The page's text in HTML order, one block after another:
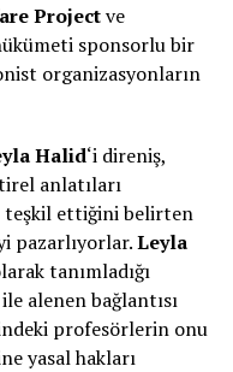
Projectve
sponsorlu bir
organizasyonların
Halid‘i direniş,
anlatıları
teşkil ettiğini belirten
pazarlıyorlar.Leyla
tanımladığı
alenen bağlantısı
profesörlerin onu
yasal hakları